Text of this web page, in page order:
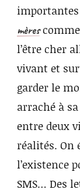
importantes
mères
l’être cher
vivant et
garder le
arraché à
entre deux
réalités. On
l’existence
SMS… Des